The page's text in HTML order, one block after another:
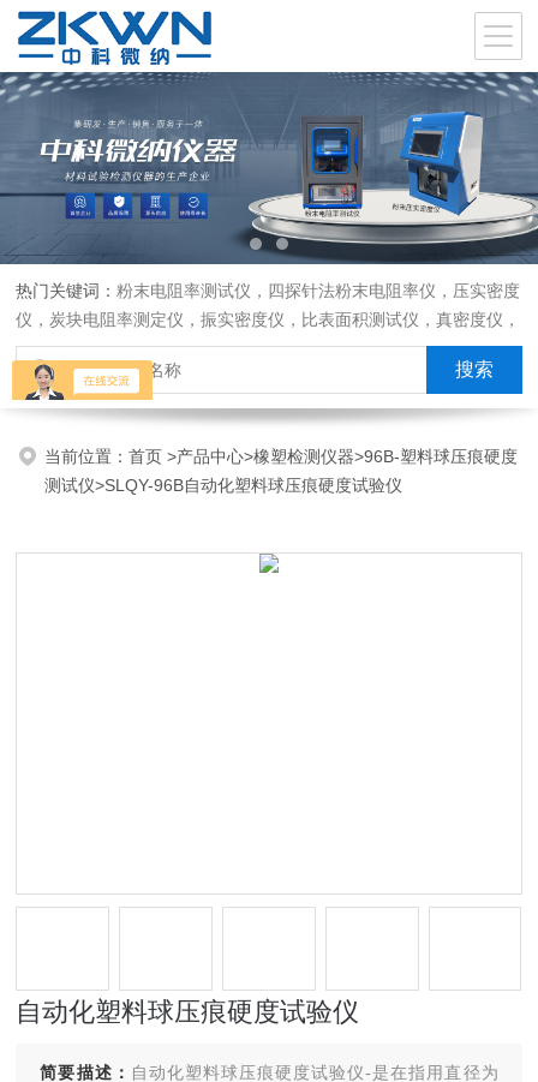
热门关键词：粉末电阻率测试仪，四探针法粉末电阻率仪，压实密度
仪，炭块电阻率测定仪，振实密度仪，比表面积测试仪，真密度仪，
炭块热膨胀仪，炭块透气率仪，炭块二氧化碳反应测定仪
当前位置：首页>产品中心>橡塑检测仪器>96B-塑料球压痕硬度
测试仪>SLQY-96B自动化塑料球压痕硬度试验仪
自动化塑料球压痕硬度试验仪
简要描述： 自动化塑料球压痕硬度试验仪-是在指用直径为